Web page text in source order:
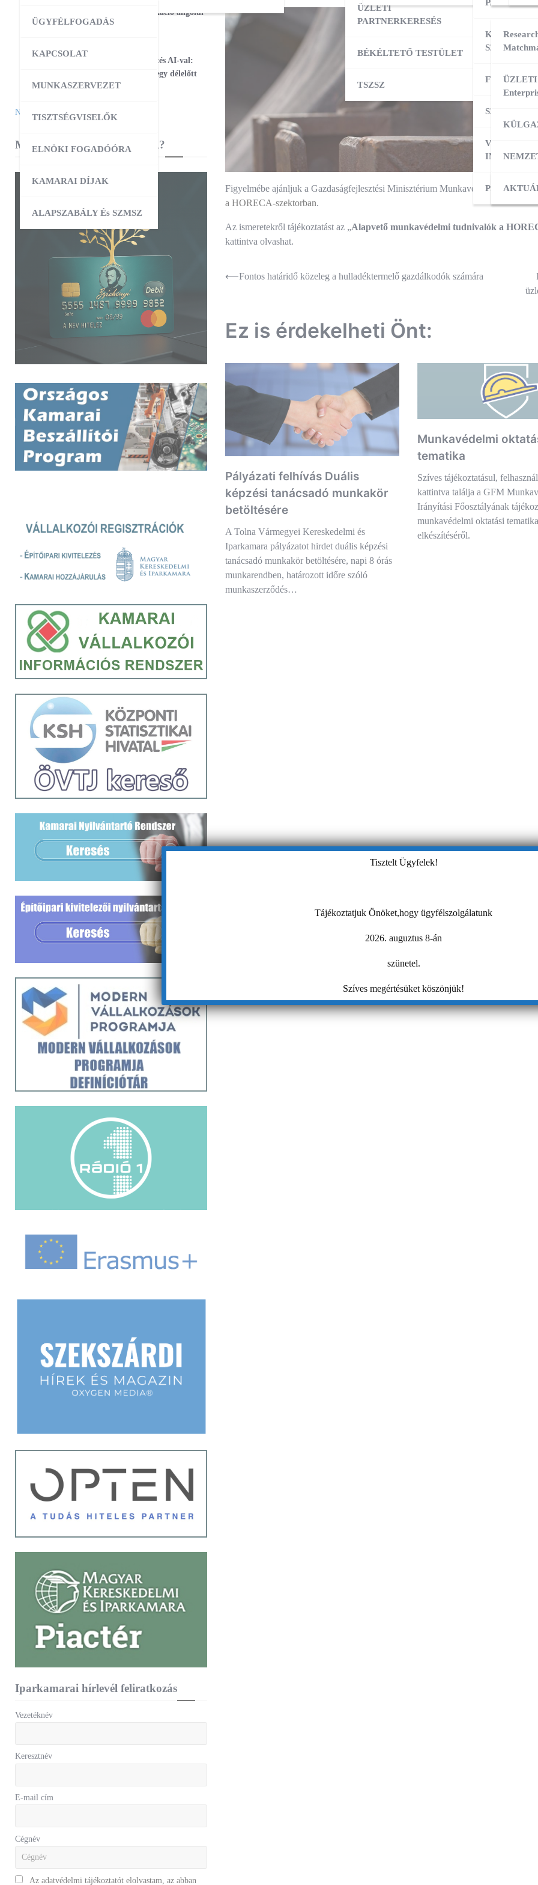
ÜZLETI
PARTNERKERESÉS
BÉKÉLTETŐ TESTÜLET
TSZSZ
KÜLPIACI
FT
INDÍTÁSA
ÜGYFÉLFOGADÁS
KAPCSOLAT
MUNKASZERVEZET
TISZTSÉGVISELŐK
ELNÖKI FOGADÓÓRA
KAMARAI DÍJAK
ALAPSZABÁLY És SZMSZ
Figyelmébe ajánljuk a Gazdaságfejlesztési Minisztérium Munkavédelmi Irányítási
a HORECA-szektorban.
Az ismeretekről tájékoztatást az „Alapvető munkavédelmi tudnivalók a
kattintva olvashat.
Bejegyzés
⟵Fontos határidő közeleg a hulladéktermelő gazdálkodók számára
Ez is érdekelheti Önt:
Pályázati felhívás Duális
képzési tanácsadó munkakör
betöltésére
A Tolna Vármegyei Kereskedelmi és
Iparkamara pályázatot hirdet duális képzési
tanácsadó munkakör betöltésére, napi 8 órás
munkarendben, határozott időre szóló
munkaszerződés…
Munkavédelmi
tematika
Szíves tájékoztatásul,
kattintva találja a GFM
Irányítási Főosztályának
munkavédelmi oktatási tematika
elkészítéséről.
Magabiztos üzleti kommunikáció angolul
– 2 napos workshop
25
Workshop – Facebook hirdetés AI-val:
szövegtől a kész kampányig egy délelőtt
alatt
Naptár megtekintése
MIBEN SEGÍT A KAMARA?
Iparkamarai hírlevél feliratkozás
Vezetéknév
Keresztnév
E-mail cím
Cégnév
Az adatvédelmi tájékoztatót elolvastam, az abban
Tisztelt Ügyfelek!
Tájékoztatjuk Önöket,hogy ügyfélszolgálatunk
2026. auguztus 8-án
szünetel.
Szíves megértésüket köszönjük!